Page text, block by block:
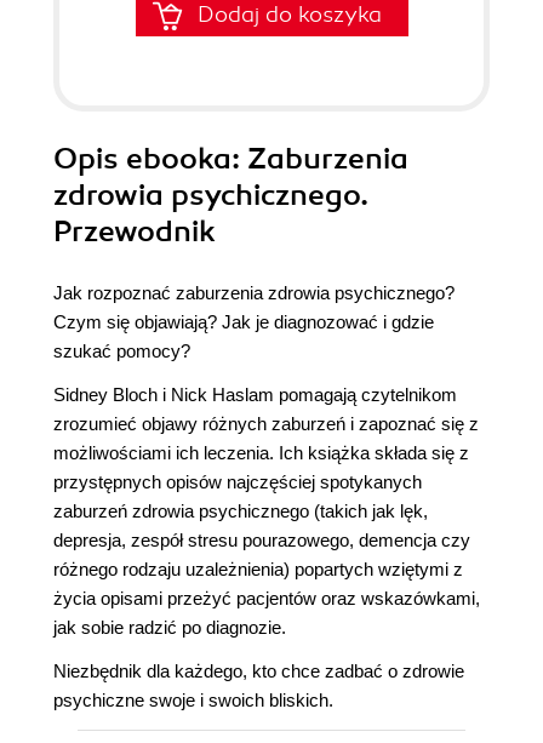
Dodaj do koszyka
Opis ebooka: Zaburzenia
zdrowia psychicznego.
Przewodnik
Jak rozpoznać zaburzenia zdrowia psychicznego?
Czym się objawiają? Jak je diagnozować i gdzie
szukać pomocy?
Sidney Bloch i Nick Haslam pomagają czytelnikom
zrozumieć objawy różnych zaburzeń i zapoznać się z
możliwościami ich leczenia. Ich książka składa się z
przystępnych opisów najczęściej spotykanych
zaburzeń zdrowia psychicznego (takich jak lęk,
depresja, zespół stresu pourazowego, demencja czy
różnego rodzaju uzależnienia) popartych wziętymi z
życia opisami przeżyć pacjentów oraz wskazówkami,
jak sobie radzić po diagnozie.
Niezbędnik dla każdego, kto chce zadbać o zdrowie
psychiczne swoje i swoich bliskich.